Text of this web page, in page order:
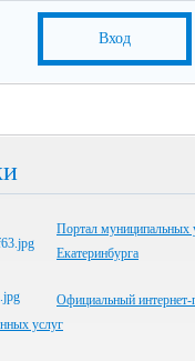
Вход
Портал муниципальных
Екатеринбурга
Официальный интернет-
услуг